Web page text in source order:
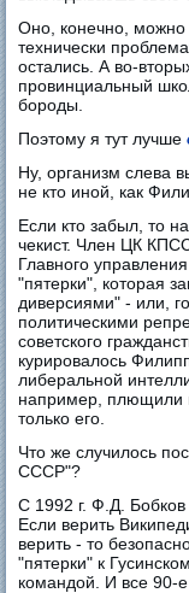
Оно, конечно, можно
технически
остались. А во-
провинциальный
бороды.
Поэтому я тут лучше
Ну, организм слева
не кто иной, как
Если кто забыл, то
чекист. Член ЦК
Главного
"пятерки", которая
диверсиями" - или,
политическими
советского
курировалось
либеральной
например, плющили
только его.
Что же случилось
СССР"?
С 1992 г. Ф.Д. Бобков
Если верить
верить - то
"пятерки" к
командой. И все 90-